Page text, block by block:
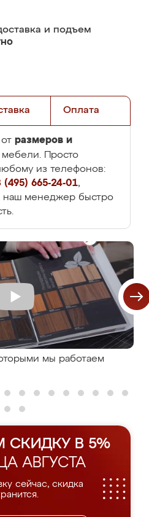
и подъем
Оплата
размеров и
Просто
из телефонов:
(495) 665-24-01,
наш менеджер быстро
мы работаем
СКИДКУ В 5%
АВГУСТА
сейчас, скидка